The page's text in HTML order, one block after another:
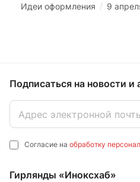
Идеи оформления / 9
Подписаться на новости и
Согласие на обработку
Гирлянды «Иноксхаб»